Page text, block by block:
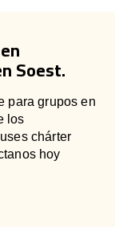
Soest.
para grupos en
los
chárter
hoy